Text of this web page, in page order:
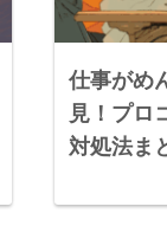
仕事がめ
見！プロ
対処法ま